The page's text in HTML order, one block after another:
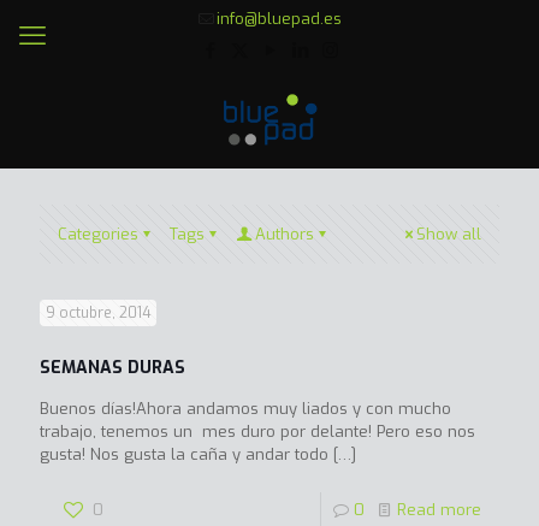
info@bluepad.es
Categories Tags Authors Show all
9 octubre, 2014
SEMANAS DURAS
Buenos días!Ahora andamos muy liados y con mucho
trabajo, tenemos un mes duro por delante! Pero eso nos
gusta! Nos gusta la caña y andar todo […]
0 0 Read more